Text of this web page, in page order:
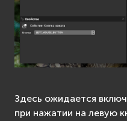
Здесь ожидается
при нажатии на левую